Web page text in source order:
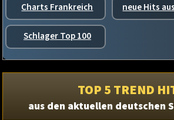
Charts Frankreich neue Hits
Schlager Top 100
TOP 5 TREND
aus den aktuellen deutschen